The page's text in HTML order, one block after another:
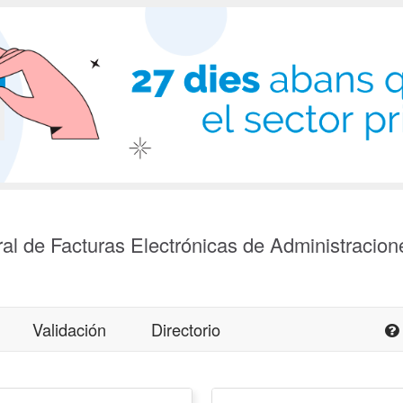
de Facturas Electrónicas de
Validación Directorio